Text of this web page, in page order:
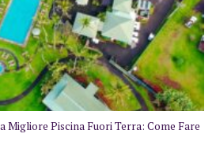
Migliore Piscina Fuori Terra: Come Fare